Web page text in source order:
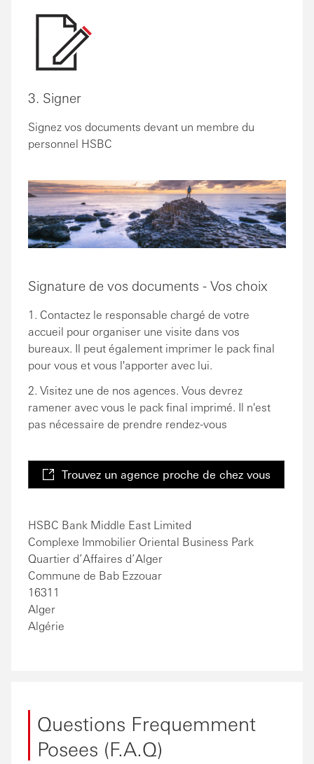
3. Signer
Signez vos documents devant un membre du
personnel HSBC
Signature de vos documents - Vos choix
1. Contactez le responsable chargé de votre
accueil pour organiser une visite dans vos
bureaux. Il peut également imprimer le pack final
pour vous et vous l'apporter avec lui.
2. Visitez une de nos agences. Vous devrez
ramener avec vous le pack final imprimé. Il n'est
pas nécessaire de prendre rendez-vous
Trouvez un agence proche de chez vous
HSBC Bank Middle East Limited
Complexe Immobilier Oriental Business Park
Quartier d’Affaires d’Alger
Commune de Bab Ezzouar
16311
Alger
Algérie
Questions Frequemment
Posees (F.A.Q)